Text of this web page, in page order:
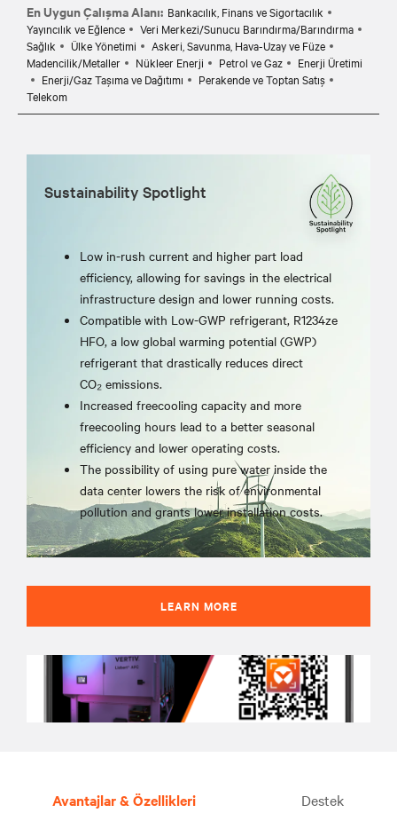
En Uygun Çalışma Alanı: Bankacılık, Finans ve Sigortacılık
Yayıncılık ve Eğlence
Veri Merkezi/Sunucu Barındırma/Barındırma
Sağlık
Ülke Yönetimi
Askeri, Savunma, Hava-Uzay ve Füze
Madencilik/Metaller
Nükleer Enerji Petrol ve Gaz
Enerji Üretimi
Enerji/Gaz Taşıma ve Dağıtımı
Perakende ve Toptan Satış
Telekom
Sustainability Spotlight
Low in-rush current and higher part load
efficiency, allowing for savings in the electrical
infrastructure design and lower running costs.
Compatible with Low-GWP refrigerant, R1234ze
HFO, a low global warming potential (GWP)
refrigerant that drastically reduces direct
CO₂ emissions.
Increased freecooling capacity and more
freecooling hours lead to a better seasonal
efficiency and lower operating costs.
The possibility of using pure water inside the
data center lowers the risk of environmental
pollution and grants lower installation costs.
LEARN MORE
Avantajlar & Özellikleri Destek